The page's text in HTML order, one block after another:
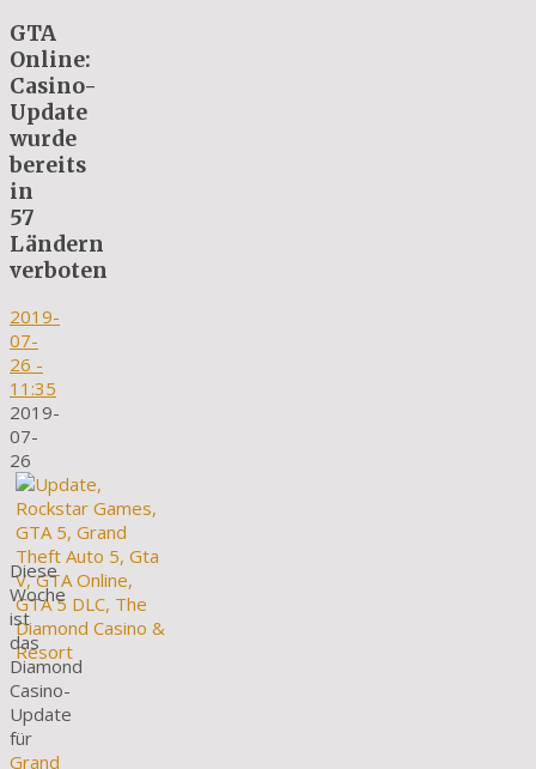
GTA
Online:
Casino-
Update
wurde
bereits
in
57
Ländern
verboten
2019-
07-
26 -
11:35
2019-
07-
26
Diese
Woche
ist
das
Diamond
Casino-
Update
für
Grand